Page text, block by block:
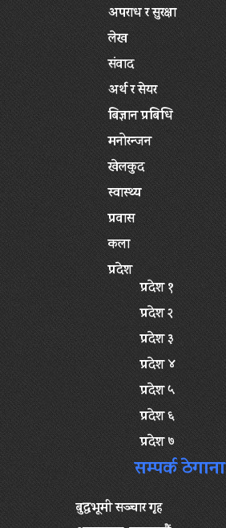
अपराध र सुरक्षा
लेख
संवाद
अर्थ र सेयर
बिज्ञान प्रबिधि
मनोरन्जन
खेलकुद
स्वास्थ्य
प्रवास
कला
प्रदेश
प्रदेश १
प्रदेश २
प्रदेश ३
प्रदेश ४
प्रदेश ५
प्रदेश ६
प्रदेश ७
सम्पर्क ठेगाना
बुद्धभूमी सञ्चार गृह